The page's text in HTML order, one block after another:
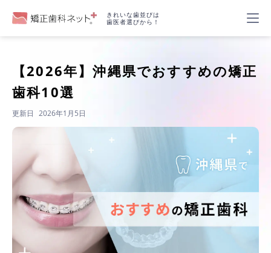
きれいな歯並びは
歯医者選びから！
【2026年】沖縄県でおすすめの矯正
歯科10選
更新日 2026年1月5日